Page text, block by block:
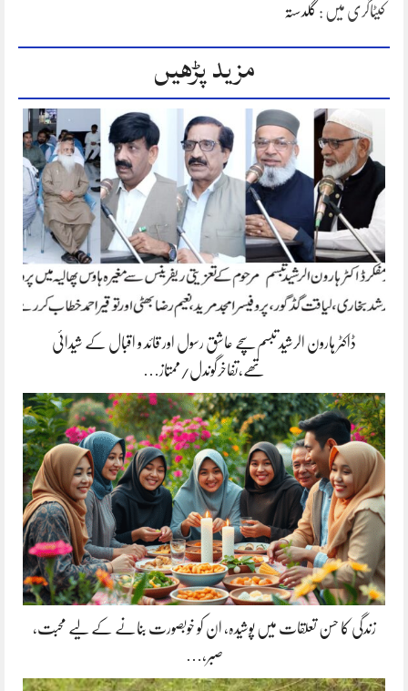
کیٹاگری میں : گلدستہ
مزید پڑھیں
ڈاکٹر ہارون الرشید تبسم سچے عاشق رسول اور قائد و اقبال کے شیدائی
تھے،تفاخرگوندل/ممتاز…
زندگی کا حسن تعلقات میں پوشیدہ, ان کو خوبصورت بنانے کے لیے محبت،
صبر،…